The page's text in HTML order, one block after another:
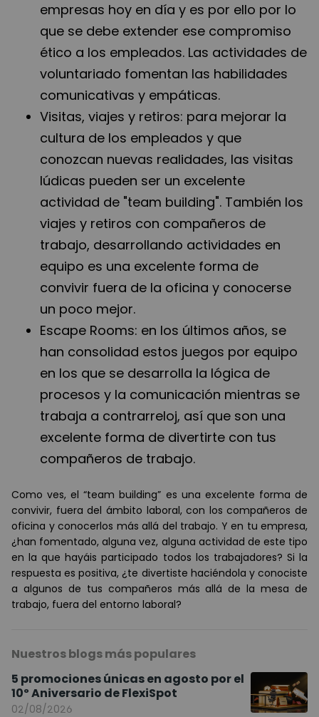
empresas hoy en día y es por ello por lo
que se debe extender ese compromiso
ético a los empleados. Las actividades de
voluntariado fomentan las habilidades
comunicativas y empáticas.
Visitas, viajes y retiros: para mejorar la
cultura de los empleados y que
conozcan nuevas realidades, las visitas
lúdicas pueden ser un excelente
actividad de "team building". También los
viajes y retiros con compañeros de
trabajo, desarrollando actividades en
equipo es una excelente forma de
convivir fuera de la oficina y conocerse
un poco mejor.
Escape Rooms: en los últimos años, se
han consolidad estos juegos por equipo
en los que se desarrolla la lógica de
procesos y la comunicación mientras se
trabaja a contrarreloj, así que son una
excelente forma de divertirte con tus
compañeros de trabajo.
Como ves, el “team building” es una excelente forma de
convivir, fuera del ámbito laboral, con los compañeros de
oficina y conocerlos más allá del trabajo. Y en tu empresa,
¿han fomentado, alguna vez, alguna actividad de este tipo
en la que hayáis participado todos los trabajadores? Si la
respuesta es positiva, ¿te divertiste haciéndola y conociste
a algunos de tus compañeros más allá de la mesa de
trabajo, fuera del entorno laboral?
Nuestros blogs más populares
5 promociones únicas en agosto por el
10º Aniversario de FlexiSpot
02/08/2026